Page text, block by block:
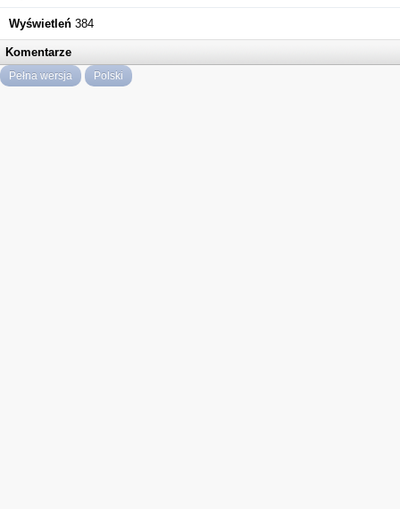
Wyświetleń 384
Komentarze
Pełna wersja Polski